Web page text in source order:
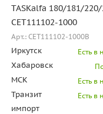
TASKalfa 180/181/220/
CET111102-1000
Арт.: CET111102-1000B
Иркутск Есть в
Хабаровск
МСК Есть в
Транзит
импорт
Есть в